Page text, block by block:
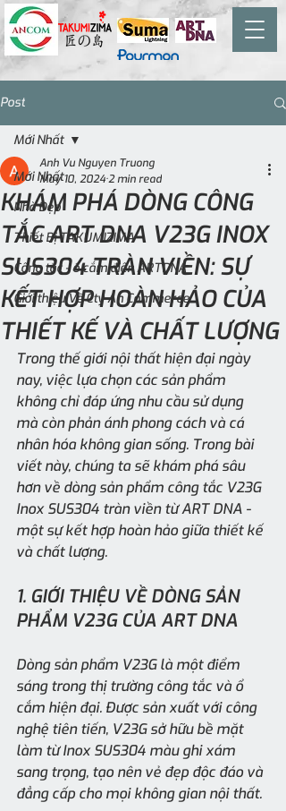
Post
Mới Nhất
Nhà Đẹp
Thiết Bị TAKUMIZIMA
Công tắc - ổ cắm điện ARTDNA
Giới thiệu Về Cty An Commerce
Mới Nhất
KHÁM PHÁ DÒNG CÔNG
TẮC ART DNA V23G INOX
SUS304 TRÀN VIỀN: SỰ
KẾT HỢP HOÀN HẢO CỦA
THIẾT KẾ VÀ CHẤT LƯỢNG
Anh Vu Nguyen Truong
May 10, 20242 min read
Trong thế giới nội thất hiện đại ngày
nay, việc lựa chọn các sản phẩm
không chỉ đáp ứng nhu cầu sử dụng
mà còn phản ánh phong cách và cá
nhân hóa không gian sống. Trong bài
viết này, chúng ta sẽ khám phá sâu
hơn về dòng sản phẩm công tắc V23G
Inox SUS304 tràn viền từ ART DNA -
một sự kết hợp hoàn hảo giữa thiết kế
và chất lượng.
1. GIỚI THIỆU VỀ DÒNG SẢN
PHẨM V23G CỦA ART DNA
Dòng sản phẩm V23G là một điểm
sáng trong thị trường công tắc và ổ
cắm hiện đại. Được sản xuất với công
nghệ tiên tiến, V23G sở hữu bề mặt
làm từ Inox SUS304 màu ghi xám
sang trọng, tạo nên vẻ đẹp độc đáo và
đẳng cấp cho mọi không gian nội thất.